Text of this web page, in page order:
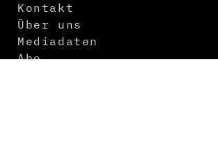
Kontakt
Über uns
Mediadaten
Abo